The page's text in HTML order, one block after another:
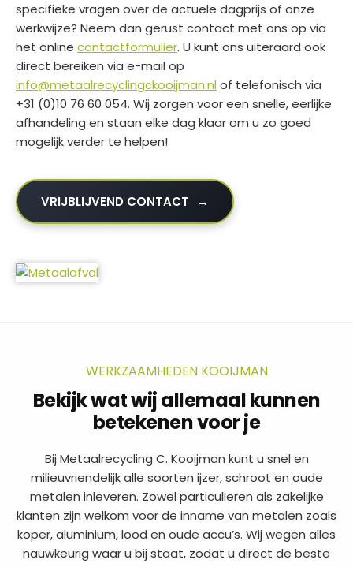
specifieke vragen over de actuele dagprijs of onze
werkwijze? Neem dan gerust contact met ons op via
het online contactformulier. U kunt ons uiteraard ook
direct bereiken via e-mail op
info@metaalrecyclingckooijman.nl of telefonisch via
+31 (0)10 76 60 054. Wij zorgen voor een snelle, eerlijke
afhandeling en staan elke dag klaar om u zo goed
mogelijk verder te helpen!
VRIJBLIJVEND CONTACT
WERKZAAMHEDEN KOOIJMAN
Bekijk wat wij allemaal kunnen
betekenen voor je
Bij Metaalrecycling C. Kooijman kunt u snel en
milieuvriendelijk alle soorten ijzer, schroot en oude
metalen inleveren. Zowel particulieren als zakelijke
klanten zijn welkom voor de inname van metalen zoals
koper, aluminium, lood en oude accu’s. Wij wegen alles
nauwkeurig waar u bij staat, zodat u direct de beste